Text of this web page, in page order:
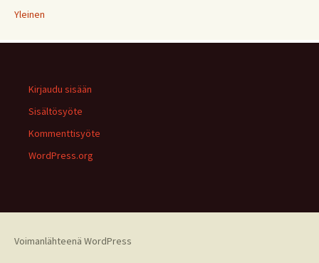
Yleinen
Kirjaudu sisään
Sisältösyöte
Kommenttisyöte
WordPress.org
Voimanlähteenä WordPress